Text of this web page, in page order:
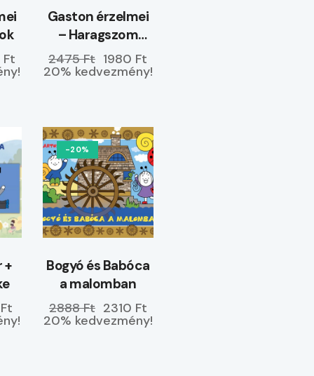
Ft
Gaston érzelmei
– Haragszom
magamra
2475 Ft 1980 Ft
20% kedvezmény!
+
-20%
Bogyó és Babóca
a malomban
2888 Ft 2310 Ft
20% kedvezmény!